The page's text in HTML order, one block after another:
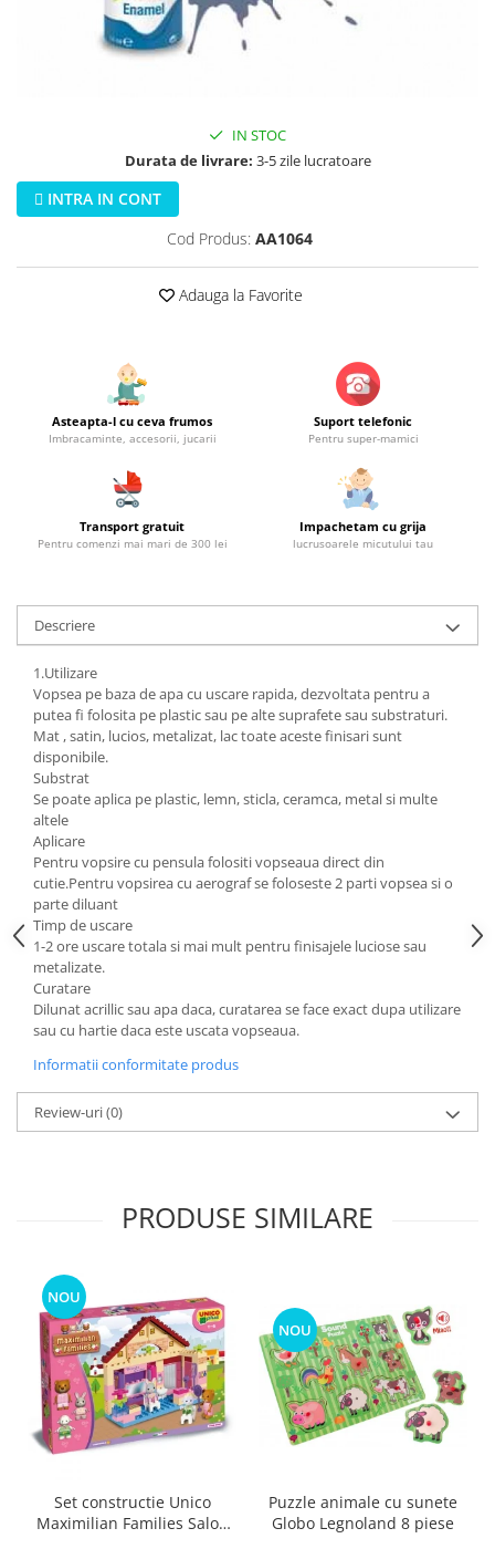
Jucarii si jocuri exterior
Kituri constructie si pictura
Machete auto Diecast
Masini, trenuri, avioane
Masinute Radiocomanda
Papusi si accesorii
Biciclete fara pedale
Organizatoare
IN STOC
Durata de livrare: 3-5 zile lucratoare
INTRA IN CONT
Cod Produs: AA1064
Adauga la Favorite
Asteapta-l cu ceva frumos
Imbracaminte, accesorii, jucarii
Suport telefonic
Pentru super-mamici
Transport gratuit
Pentru comenzi mai mari de 300 lei
Impachetam cu grija
lucrusoarele micutului tau
Descriere
1.Utilizare
Vopsea pe baza de apa cu uscare rapida, dezvoltata pentru a
putea fi folosita pe plastic sau pe alte suprafete sau substraturi.
Mat , satin, lucios, metalizat, lac toate aceste finisari sunt
disponibile.
Substrat
Se poate aplica pe plastic, lemn, sticla, ceramca, metal si multe
altele
Aplicare
Pentru vopsire cu pensula folositi vopseaua direct din
cutie.Pentru vopsirea cu aerograf se foloseste 2 parti vopsea si o
parte diluant
Timp de uscare
1-2 ore uscare totala si mai mult pentru finisajele luciose sau
metalizate.
Curatare
Dilunat acrillic sau apa daca, curatarea se face exact dupa utilizare
sau cu hartie daca este uscata vopseaua.
Informatii conformitate produs
Review-uri(0)
PRODUSE SIMILARE
NOU
Set constructie Unico
Maximilian Families Salon
NOU
Puzzle animale cu sunete
Globo Legnoland 8 piese